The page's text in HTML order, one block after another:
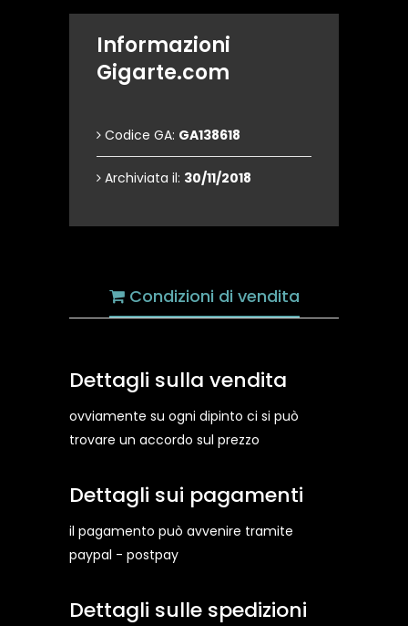
Informazioni
Gigarte.com
Codice GA: GA138618
Archiviata il: 30/11/2018
Condizioni di vendita
Dettagli sulla vendita
ovviamente su ogni dipinto ci si può
trovare un accordo sul prezzo
Dettagli sui pagamenti
il pagamento può avvenire tramite
paypal - postpay
Dettagli sulle spedizioni